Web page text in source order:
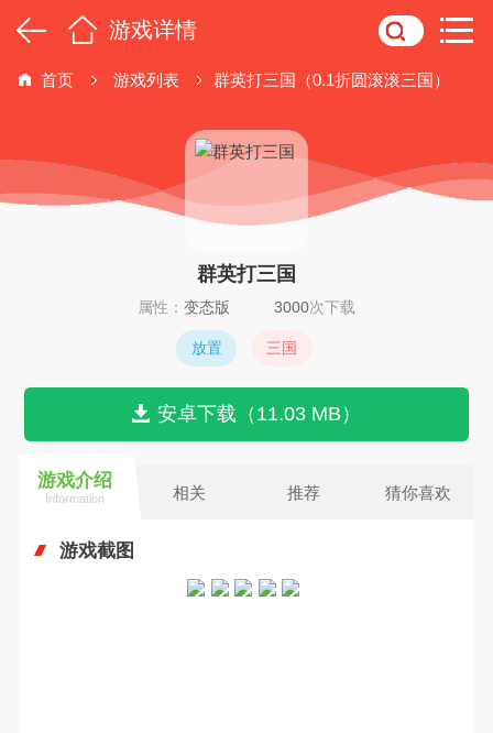
游戏详情
首页 游戏列表 群英打三国（0.1折圆滚滚三国）
群英打三国
属性： 变态版 3000次下载
放置 三国
安卓下载（11.03 MB）
游戏介绍
Information 相关 推荐 猜你喜欢
游戏截图